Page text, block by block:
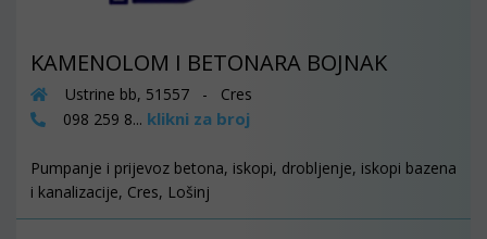
KAMENOLOM I BETONARA BOJNAK
Ustrine bb, 51557 - Cres
098 259 8... klikni za broj
Pumpanje i prijevoz betona, iskopi, drobljenje, iskopi bazena
i kanalizacije, Cres, Lošinj